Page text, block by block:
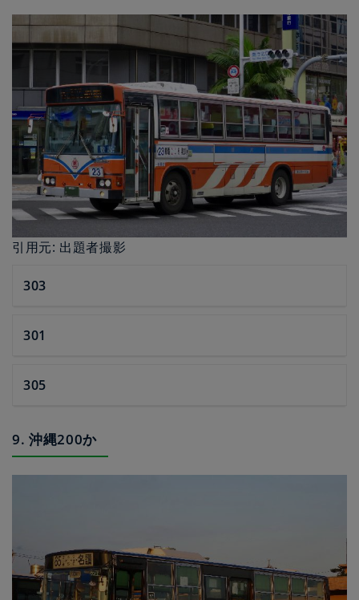
引用元: 出題者撮影
303
301
305
9. 沖縄200か